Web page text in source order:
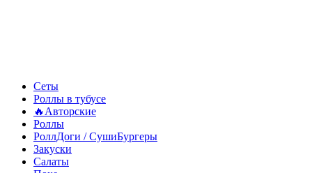
Сеты
Роллы в тубусе
🔥Авторские
Роллы
РоллДоги / СушиБургеры
Закуски
Салаты